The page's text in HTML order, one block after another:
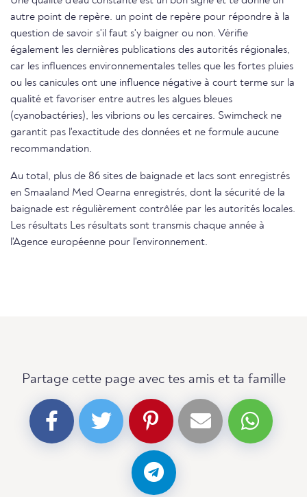
autre point de repère. un point de repère pour répondre à la
question de savoir s'il faut s'y baigner ou non. Vérifie
également les dernières publications des autorités régionales,
car les influences environnementales telles que les fortes pluies
ou les canicules ont une influence négative à court terme sur la
qualité et favoriser entre autres les algues bleues
(cyanobactéries), les vibrions ou les cercaires. Swimcheck ne
garantit pas l'exactitude des données et ne formule aucune
recommandation.
Au total, plus de 86 sites de baignade et lacs sont enregistrés
en Smaaland Med Oearna enregistrés, dont la sécurité de la
baignade est régulièrement contrôlée par les autorités locales.
Les résultats Les résultats sont transmis chaque année à
l'Agence européenne pour l'environnement.
Partage cette page avec tes amis et ta famille